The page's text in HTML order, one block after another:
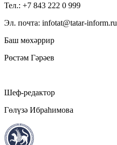
Тел.: +7 843 222 0 999
Эл. почта: infotat@tatar-inform.ru
Баш мөхәррир
Рөстәм Гәрәев
Шеф-редактор
Гөлүзә Ибраһимова